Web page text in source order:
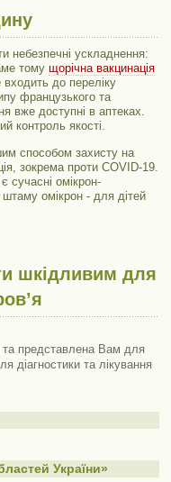
небезпечні ускладнення:
тому щорічна вакцинація
до переліку
французького та
вже доступні в аптеках.
контроль якості.
способом захисту на
зокрема проти COVID-19.
сучасні омікрон-
омікрон - для дітей
шкідливим для
та представлена ​​Вам для
діагностики та лікування
України»